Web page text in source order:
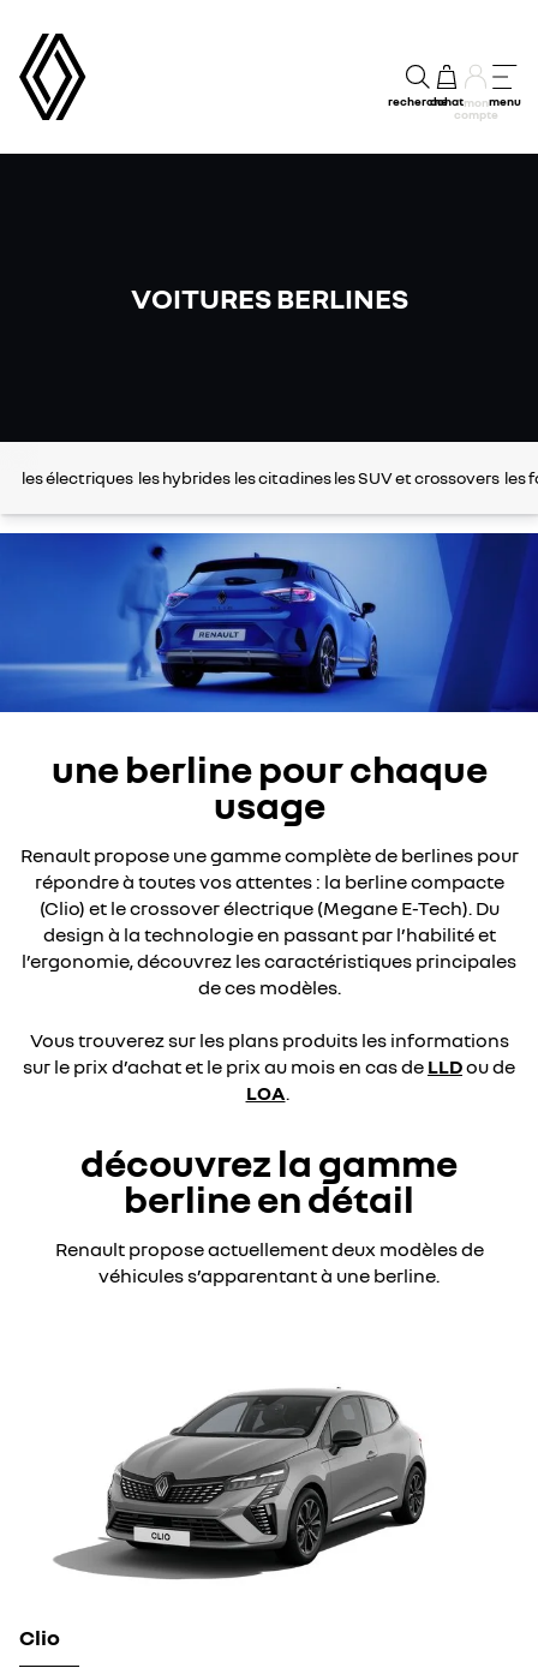
rechercheachatmon
compte
menu
VOITURES BERLINES
les électriques les hybrides les citadines les SUV et crossovers les
une berline pour chaque
usage
Renault propose une gamme complète de berlines pour
répondre à toutes vos attentes : la berline compacte
(Clio) et le crossover électrique (Megane E-Tech). Du
design à la technologie en passant par l’habilité et
l’ergonomie, découvrez les caractéristiques principales
de ces modèles.
Vous trouverez sur les plans produits les informations
sur le prix d’achat et le prix au mois en cas de LLDou de
LOA.
découvrez la gamme
berline en détail
Renault propose actuellement deux modèles de
véhicules s’apparentant à une berline.
Clio